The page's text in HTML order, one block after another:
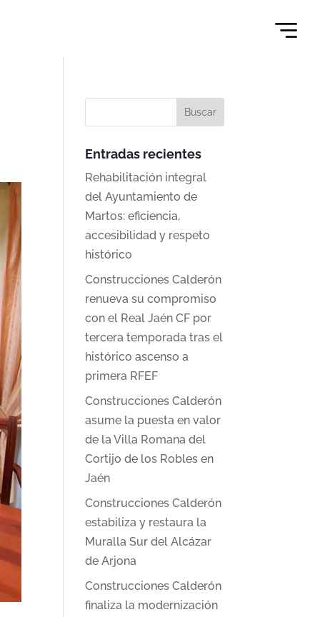
Entradas recientes
Rehabilitación integral
del Ayuntamiento de
Martos: eficiencia,
accesibilidad y respeto
histórico
Construcciones Calderón
renueva su compromiso
con el Real Jaén CF por
tercera temporada tras el
histórico ascenso a
primera RFEF
Construcciones Calderón
asume la puesta en valor
de la Villa Romana del
Cortijo de los Robles en
Jaén
Construcciones Calderón
estabiliza y restaura la
Muralla Sur del Alcázar
de Arjona
Construcciones Calderón
finaliza la modernización